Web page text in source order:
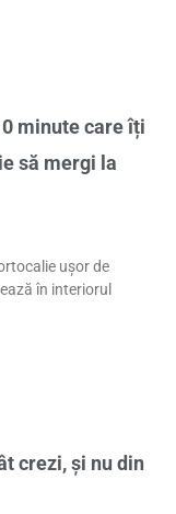
minute care îți
să mergi la
ușor de
în interiorul
crezi, și nu din